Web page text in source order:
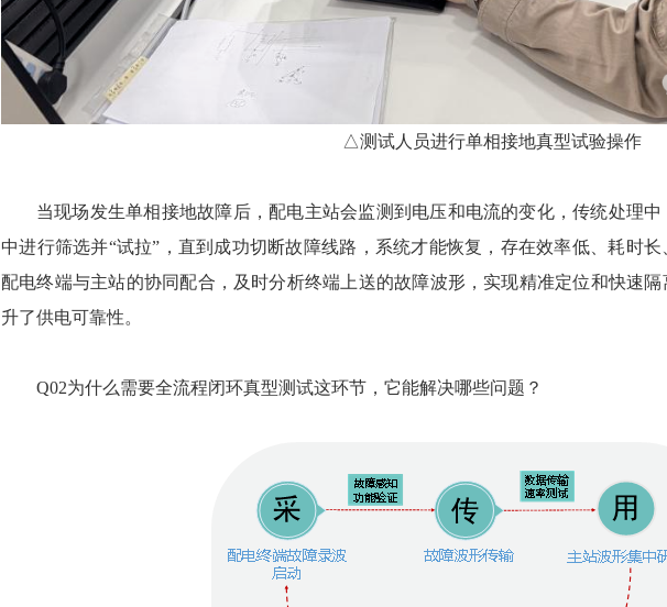
△测试人员进行单相接地真型试验操作
当现场发生单相接地故障后，配电主站会监测到电压和电流的变化，传统处理
中进行筛选并“试拉”，直到成功切断故障线路，系统才能恢复，存在效率低、耗时
配电终端与主站的协同配合，及时分析终端上送的故障波形，实现精准定位和快速
升了供电可靠性。
Q02为什么需要全流程闭环真型测试这环节， 它能解决哪些问题？